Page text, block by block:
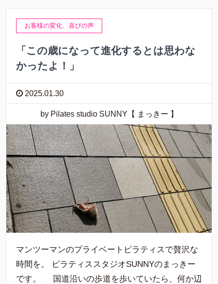
お客様の変化、喜びの声
「この歳になって進化するとは思わな
かったよ！」
2025.01.30
by Pilates studio SUNNY【 まっきー 】
マンツーマンのプライベートピラティスで贅沢な
時間を。 ピラティススタジオSUNNYのまっきー
です。 国道沿いの歩道を歩いていたら、何か辺